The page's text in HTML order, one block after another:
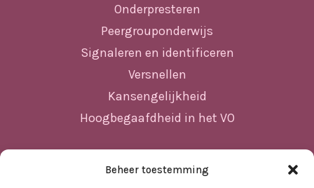
Beheer toestemming
Onderpresteren
Peergrouponderwijs
Signaleren en identificeren
Versnellen
Kansengelijkheid
Hoogbegaafdheid in het VO